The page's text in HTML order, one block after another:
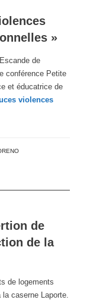
»
de
conférence Petite
et éducatrice de
violences
de
de la
de logements
caserne Laporte.